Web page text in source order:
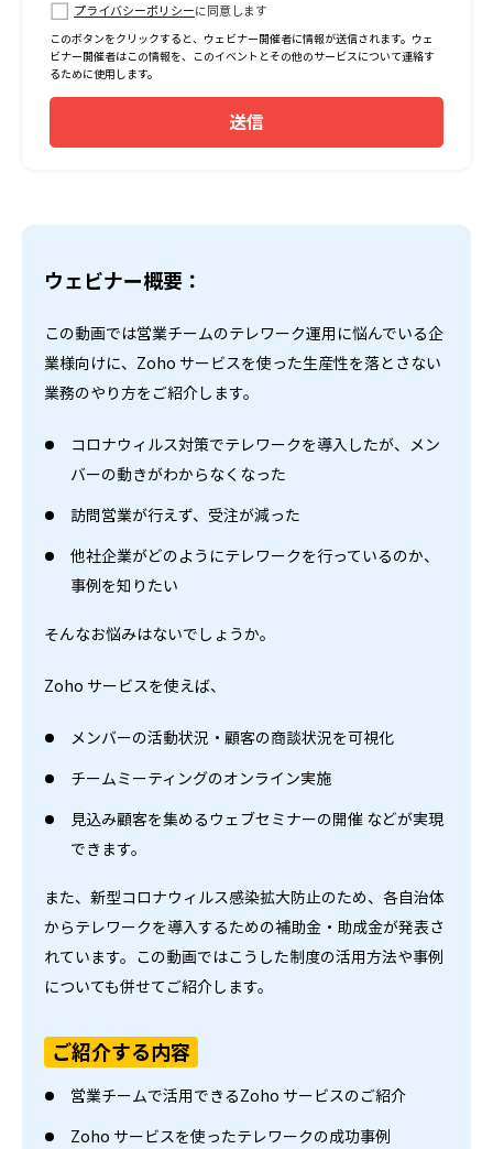
ウェビナー概要：
この動画では営業チームのテレワーク運用に悩んでいる企
業様向けに、Zoho サービスを使った生産性を落とさない
業務のやり方をご紹介します。
コロナウィルス対策でテレワークを導入したが、メン
バーの動きがわからなくなった
訪問営業が行えず、受注が減った
他社企業がどのようにテレワークを行っているのか、
事例を知りたい
そんなお悩みはないでしょうか。
Zoho サービスを使えば、
メンバーの活動状況・顧客の商談状況を可視化
チームミーティングのオンライン実施
見込み顧客を集めるウェブセミナーの開催 などが実現
できます。
また、新型コロナウィルス感染拡大防止のため、各自治体
からテレワークを導入するための補助金・助成金が発表さ
れています。この動画ではこうした制度の活用方法や事例
についても併せてご紹介します。
ご紹介する内容
営業チームで活用できるZoho サービスのご紹介
Zoho サービスを使ったテレワークの成功事例
プライバシーポリシーに同意します
このボタンをクリックすると、ウェビナー開催者に情報が送信されます。ウェ
ビナー開催者はこの情報を、このイベントとその他のサービスについて連絡す
るために使用します。
送信